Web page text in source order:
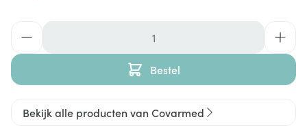
Bestel
Bekijk alle producten van Covarmed